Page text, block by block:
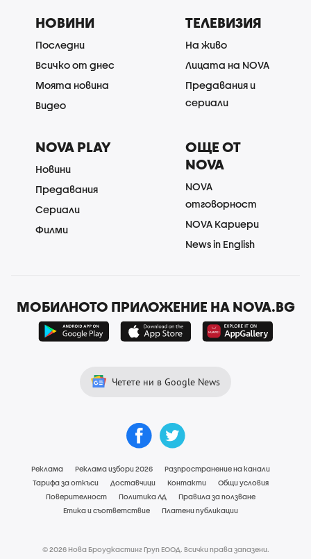
НОВИНИ
Последни
Всичко от днес
Моята новина
Видео
ТЕЛЕВИЗИЯ
На живо
Лицата на NOVA
Предавания и
сериали
NOVA PLAY
Новини
Предавания
Сериали
Филми
ОЩЕ ОТ
NOVA
NOVA
отговорност
NOVA Кариери
News in English
МОБИЛНОТО ПРИЛОЖЕНИЕ НА NOVA.BG
Четете ни в Google News
Реклама Реклама избори 2026
Разпространение на канали
Тарифа за откъси
Доставчици Контакти
Общи условия
Поверителност
Политика ЛД
Правила за ползване
Етика и съответствие
Платени публикации
© 2026 Нова Броудкастинг Груп ЕООД. Всички права запазени.